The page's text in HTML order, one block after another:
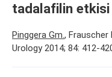
tadalafilin etkisi
Pinggera Gm., Frauscher
Urology 2014; 84: 412-